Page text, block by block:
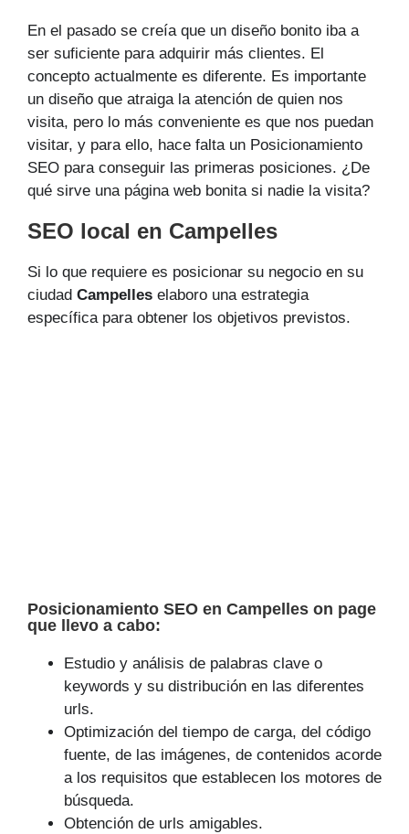
En el pasado se creía que un diseño bonito iba a
ser suficiente para adquirir más clientes. El
concepto actualmente es diferente. Es importante
un diseño que atraiga la atención de quien nos
visita, pero lo más conveniente es que nos puedan
visitar, y para ello, hace falta un Posicionamiento
SEO para conseguir las primeras posiciones. ¿De
qué sirve una página web bonita si nadie la visita?
SEO local en Campelles
Si lo que requiere es posicionar su negocio en su
ciudad Campelles elaboro una estrategia
específica para obtener los objetivos previstos.
Posicionamiento SEO en Campelles on page
que llevo a cabo:
Estudio y análisis de palabras clave o
keywords y su distribución en las diferentes
urls.
Optimización del tiempo de carga, del código
fuente, de las imágenes, de contenidos acorde
a los requisitos que establecen los motores de
búsqueda.
Obtención de urls amigables.